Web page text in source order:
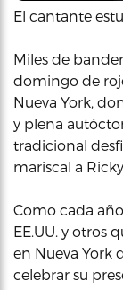
El cantante
Miles de
domingo de
Nueva York,
y plena
tradicional
mariscal a
Como cada
EE.UU. y otros
en Nueva York
celebrar su